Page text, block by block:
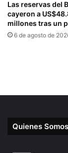
Quienes Somos